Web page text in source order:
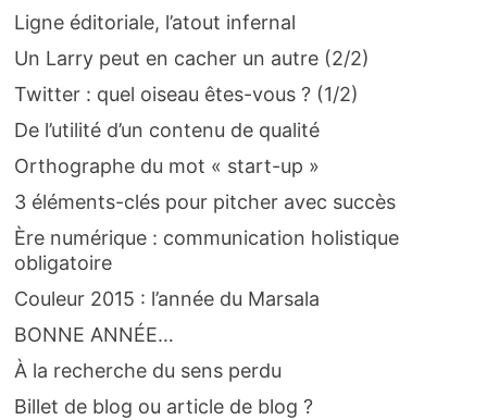
Ligne éditoriale, l’atout infernal
Un Larry peut en cacher un autre (2/2)
Twitter : quel oiseau êtes-vous ? (1/2)
De l’utilité d’un contenu de qualité
Orthographe du mot « start-up »
3 éléments-clés pour pitcher avec succès
Ère numérique : communication holistique
obligatoire
Couleur 2015 : l’année du Marsala
BONNE ANNÉE…
À la recherche du sens perdu
Billet de blog ou article de blog ?